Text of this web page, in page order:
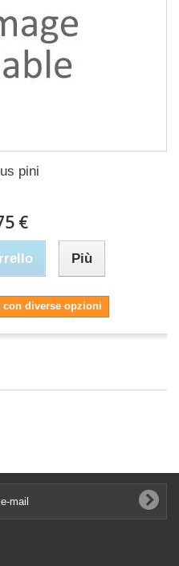
pini
€
Più
diverse opzioni